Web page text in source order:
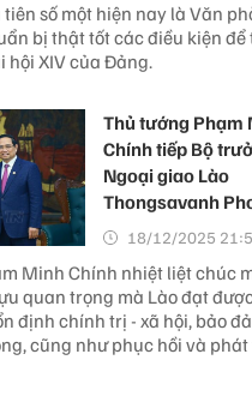
số một hiện nay là Văn
bị thật tốt các điều kiện để
hội XIV của Đảng.
Thủ tướng Phạm
Chính tiếp Bộ
Ngoại giao Lào
Thongsavanh
18/12/2025
Minh Chính nhiệt liệt chúc
quan trọng mà Lào đạt
định chính trị - xã hội, bảo
cũng như phục hồi và